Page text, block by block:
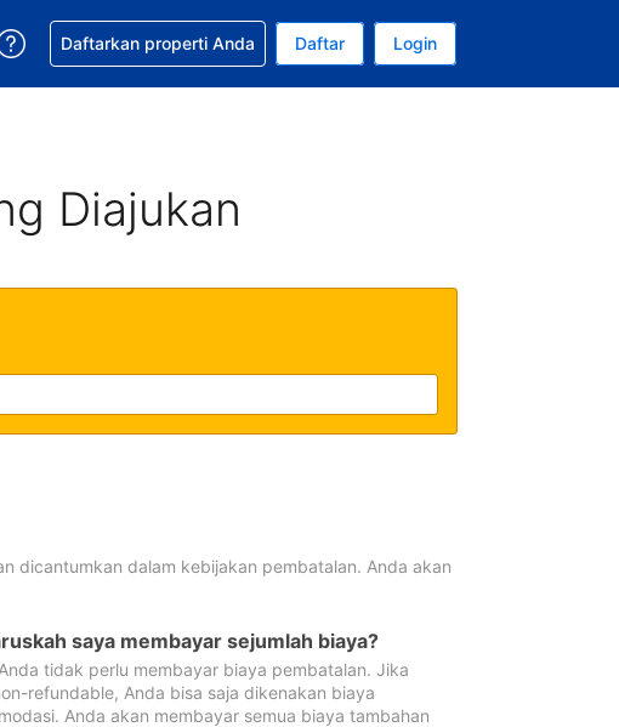
Anda. Mata uang Anda saat ini adalah Rupiah Indonesia
Anda. Bahasa Anda saat ini adalah Bahasa Indonesia
Dapatkan bantuan untuk pemesanan Anda
Daftarkan properti Anda Daftar Login
Diajukan
dicantumkan dalam kebijakan pembatalan. Anda akan
saya membayar sejumlah biaya?
tidak perlu membayar biaya pembatalan. Jika
refundable, Anda bisa saja dikenakan biaya
Anda akan membayar semua biaya tambahan